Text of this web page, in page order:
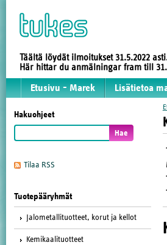
Täältä löydät ilmoitukset 31.5.2022
Här hittar du anmälningar fram till
Etusivu - Marek Lisätietoa
Hakuohjeet
Tilaa RSS
Tuotepääryhmät
Jalometallituotteet, korut ja kellot
Kemikaalituotteet